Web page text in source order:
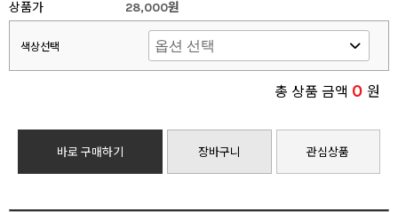
상품가
28,000원
색상선택
총 상품 금액 0 원
바로 구매하기 장바구니 관심상품